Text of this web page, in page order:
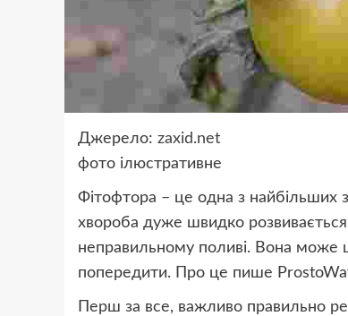
Джерело: zaxid.net
фото ілюстративне
Фітофтора – це одна з найбільших
хвороба дуже швидко
неправильному поливі. Вона може
попередити. Про це пише
Перш за все, важливо правильно